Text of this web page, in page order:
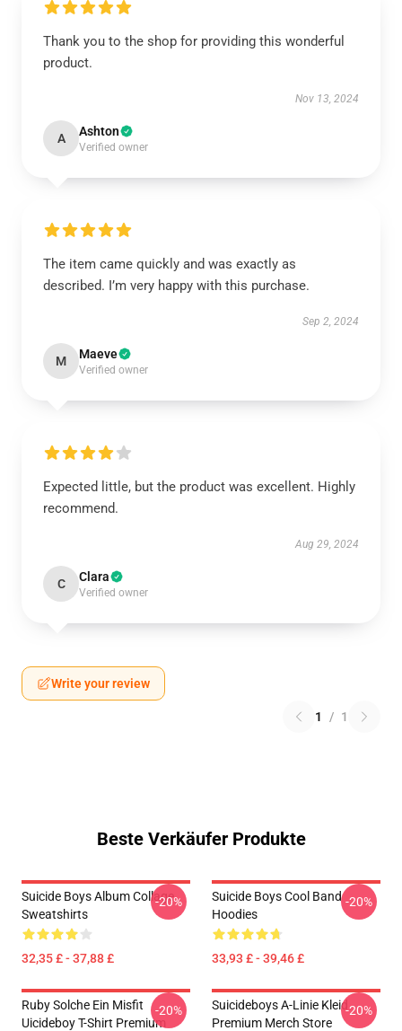
Thank you to the shop for providing this wonderful
product.
Nov 13, 2024
A Ashton
Verified owner
The item came quickly and was exactly as
described. I’m very happy with this purchase.
Sep 2, 2024
M Maeve
Verified owner
Expected little, but the product was excellent. Highly
recommend.
Aug 29, 2024
C Clara
Verified owner
Write your review
1 / 1
Beste Verkäufer Produkte
Suicide Boys Album Collage
Sweatshirts
32,35 £ - 37,88 £
-20%
Suicide Boys Cool Band
Hoodies
33,93 £ - 39,46 £
-20%
Ruby Solche Ein Misfit
Uicideboy T-Shirt Premium
-20%
Suicideboys A-Linie Kleid
Premium Merch Store
-20%